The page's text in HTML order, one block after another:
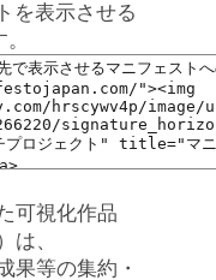
を表示させる
可視化作品
は、
果等の集約・